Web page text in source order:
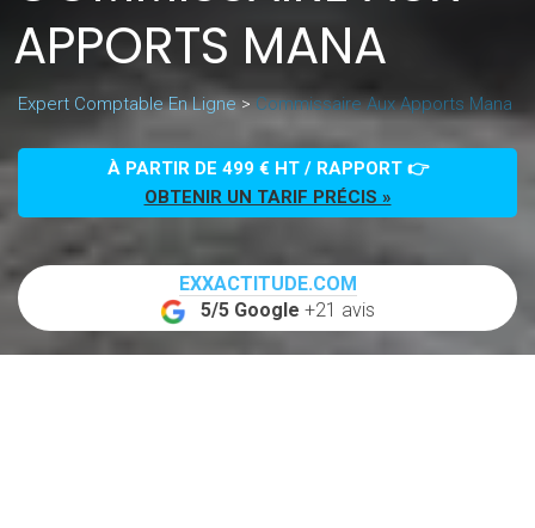
APPORTS MANA
Expert Comptable En Ligne>Commissaire Aux Apports Mana
À PARTIR DE 499 € HT / RAPPORT 👉
OBTENIR UN TARIF PRÉCIS »
EXXACTITUDE.COM
5/5 Google +21 avis